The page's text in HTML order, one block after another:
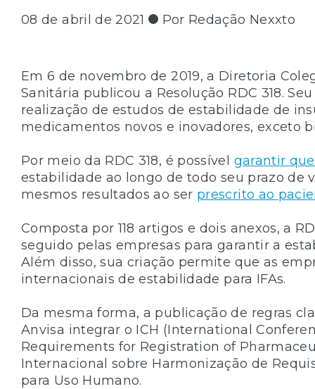
08 de abril de 2021 Por Redação Nexxto
Em 6 de novembro de 2019, a Diretoria
Sanitária publicou a Resolução RDC 318.
realização de estudos de estabilidade de
medicamentos novos e inovadores, exceto
Por meio da RDC 318, é possível garantir
estabilidade ao longo de todo seu prazo de
mesmos resultados ao ser prescrito ao
Composta por 118 artigos e dois anexos, a
seguido pelas empresas para garantir a
Além disso, sua criação permite que as
internacionais de estabilidade para IFAs.
Da mesma forma, a publicação de regras
Anvisa integrar o ICH (International
Requirements for Registration of
Internacional sobre Harmonização de
para Uso Humano.